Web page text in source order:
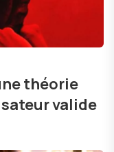
théorie
valide